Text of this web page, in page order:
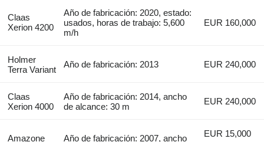
Claas
Xerion 4200
Año de fabricación: 2020, estado:
usados, horas de trabajo: 5,600
m/h
EUR 160,000
Holmer
Terra Variant
Año de fabricación: 2013 EUR 240,000
Claas
Xerion 4000
Año de fabricación: 2014, ancho
de alcance: 30 m
EUR 240,000
Amazone Año de fabricación: 2007, ancho
EUR 15,000